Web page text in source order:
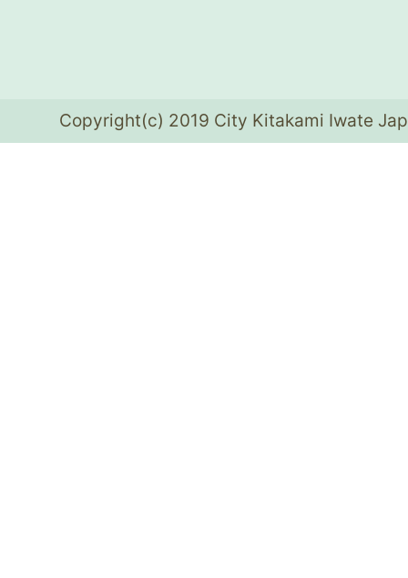
Copyright(c) 2019 City Kitakami Iwate